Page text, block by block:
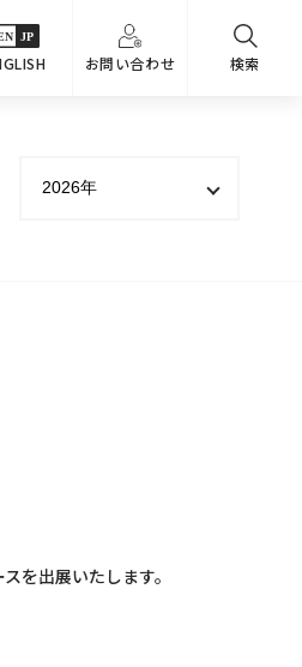
お問い合わせ 検索
を出展いたします。